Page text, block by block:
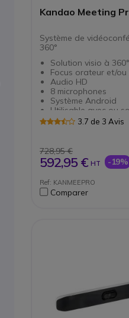
Kandao Meeting
Système de
360°
Solution visio à 360°
Focus orateur et/ou
Audio HD
8 microphones
Système Android
Utilisable avec ou
Caméra 4K3.7 de 3 Avis
728,95 €
592,95 € HT -19%
Ref: KANMEEPRO
Comparer